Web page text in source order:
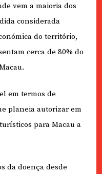
vem a maioria dos
considerada
do território,
cerca de 80% do
em termos de
planeia autorizar em
para Macau a
da doença desde